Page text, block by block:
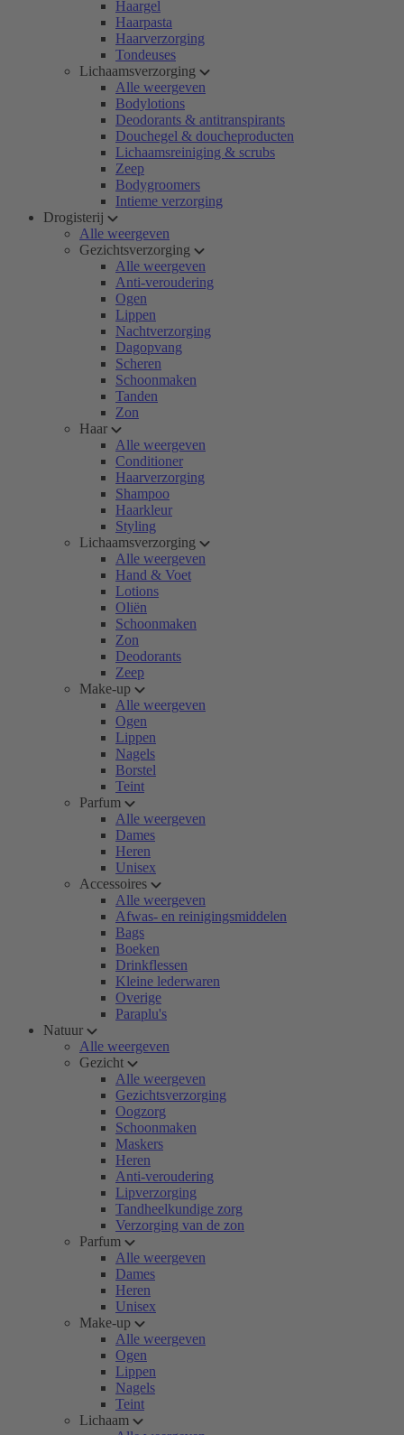
Haargel
Haarpasta
Haarverzorging
Tondeuses
Lichaamsverzorging
Alle weergeven
Bodylotions
Deodorants & antitranspirants
Douchegel & doucheproducten
Lichaamsreiniging & scrubs
Zeep
Bodygroomers
Intieme verzorging
Drogisterij
Alle weergeven
Gezichtsverzorging
Alle weergeven
Anti-veroudering
Ogen
Lippen
Nachtverzorging
Dagopvang
Scheren
Schoonmaken
Tanden
Zon
Haar
Alle weergeven
Conditioner
Haarverzorging
Shampoo
Haarkleur
Styling
Lichaamsverzorging
Alle weergeven
Hand & Voet
Lotions
Oliën
Schoonmaken
Zon
Deodorants
Zeep
Make-up
Alle weergeven
Ogen
Lippen
Nagels
Borstel
Teint
Parfum
Alle weergeven
Dames
Heren
Unisex
Accessoires
Alle weergeven
Afwas- en reinigingsmiddelen
Bags
Boeken
Drinkflessen
Kleine lederwaren
Overige
Paraplu's
Natuur
Alle weergeven
Gezicht
Alle weergeven
Gezichtsverzorging
Oogzorg
Schoonmaken
Maskers
Heren
Anti-veroudering
Lipverzorging
Tandheelkundige zorg
Verzorging van de zon
Parfum
Alle weergeven
Dames
Heren
Unisex
Make-up
Alle weergeven
Ogen
Lippen
Nagels
Teint
Lichaam